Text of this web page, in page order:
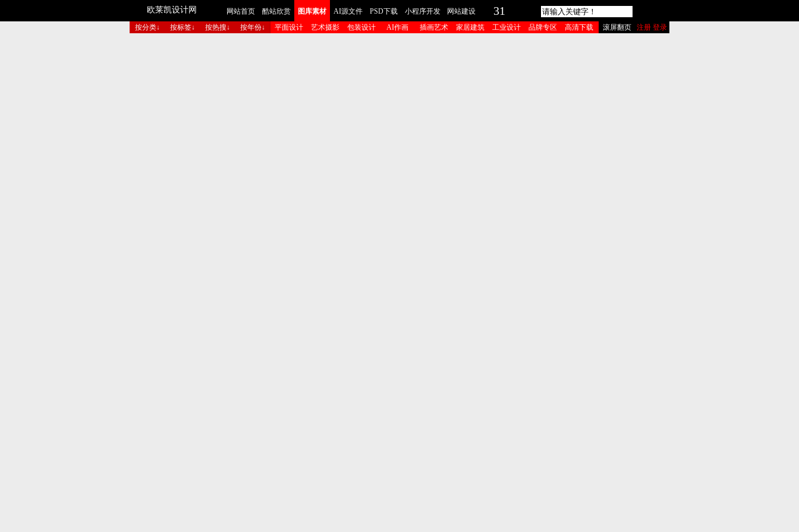
欧莱凯设计网 网站首页 酷站欣赏 图库素材 AI源文件 PSD下载 小程序开发 网站建设 31
按分类↓ 按标签↓ 按热搜↓ 按年份↓ 平面设计 艺术摄影 包装设计 AI作画 插画艺术 家居建筑 工业设计 品牌专区 高清下载 注册 登录
滚屏翻页